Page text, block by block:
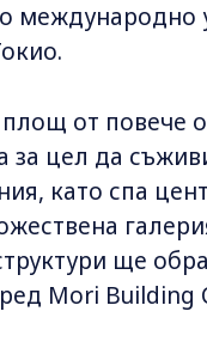
международно
от повече
за цел да
като спа
ще
Mori Building